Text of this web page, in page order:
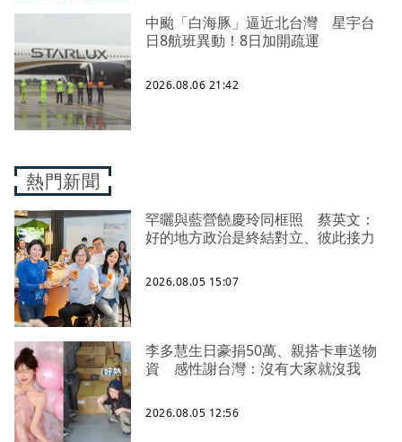
中颱「白海豚」逼近北台灣 星宇台
日8航班異動！8日加開疏運
2026.08.06 21:42
熱門新聞
罕曬與藍營饒慶玲同框照 蔡英文：
好的地方政治是終結對立、彼此接力
2026.08.05 15:07
李多慧生日豪捐50萬、親搭卡車送物
資 感性謝台灣：沒有大家就沒我
2026.08.05 12:56